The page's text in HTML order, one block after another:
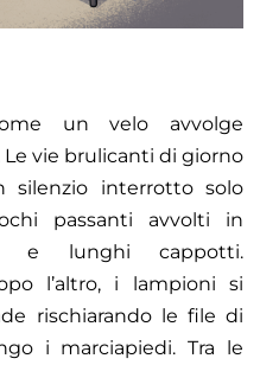
un velo avvolge
vie brulicanti di giorno
silenzio interrotto solo
passanti avvolti in
e lunghi cappotti.
l’altro, i lampioni si
rischiarando le file di
i marciapiedi. Tra le